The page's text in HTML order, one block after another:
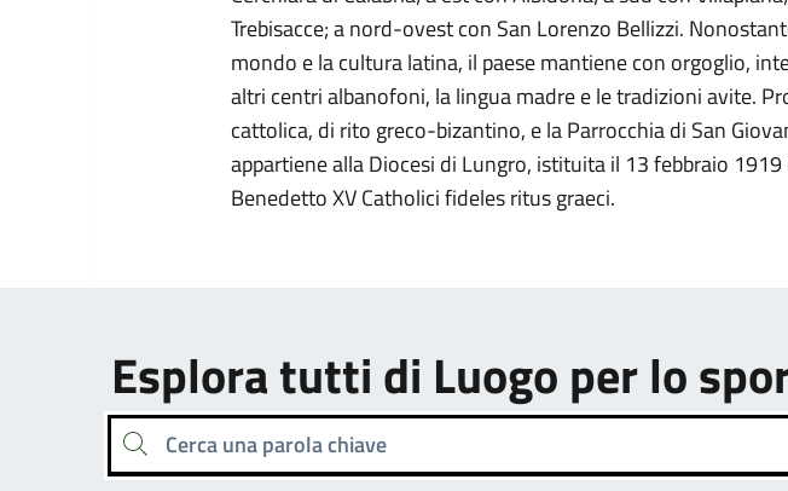
Trebisacce; a nord-ovest con San Lorenzo Bellizzi.
mondo e la cultura latina, il paese mantiene con orgoglio,
altri centri albanofoni, la lingua madre e le tradizioni avite.
cattolica, di rito greco-bizantino, e la Parrocchia di San
appartiene alla Diocesi di Lungro, istituita il 13 febbraio 1919
Benedetto XV Catholici fideles ritus graeci.
Esplora tutti di Luogo per lo
Cerca una parola chiave